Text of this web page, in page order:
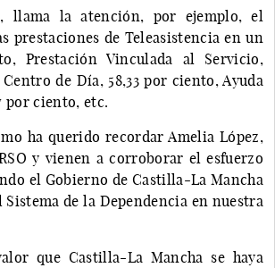
llama la atención, por ejemplo, el
prestaciones de Teleasistencia en un
Prestación Vinculada al Servicio,
de Día, 58,33 por ciento, Ayuda
por ciento, etc.
ha querido recordar Amelia López,
y vienen a corroborar el esfuerzo
el Gobierno de Castilla-La Mancha
de la Dependencia en nuestra
que Castilla-La Mancha se haya